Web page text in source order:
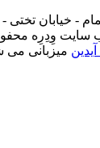
- خیابان تختی
سایت وِدِرِه
میزبانی می